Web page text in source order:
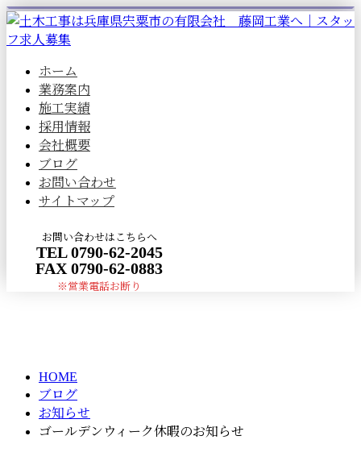
ホーム
業務案内
施工実績
採用情報
会社概要
ブログ
お問い合わせ
サイトマップ
お問い合わせはこちらへ
TEL 0790-62-2045
FAX 0790-62-0883
※営業電話お断り
HOME
ブログ
お知らせ
ゴールデンウィーク休暇のお知らせ